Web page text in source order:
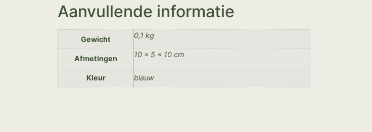
Aanvullende informatie
Gewicht 0,1 kg
Afmetingen 10 × 5 × 10 cm
Kleur blauw